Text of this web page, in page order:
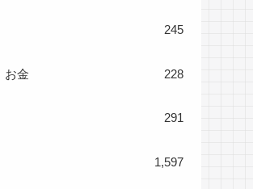
245
お金 228
291
1,597